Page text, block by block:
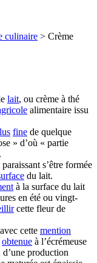
culinaire > Crème
lait, ou crème à thé
alimentaire issu
fine de quelque
» d’où « partie
paraissant s’être formée
du lait.
à la surface du lait
en été ou vingt-
cette fleur de
cette mention
obtenue à l’écrémeuse
production